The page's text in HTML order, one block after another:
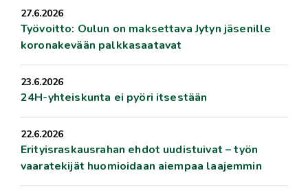
27.6.2026
Työvoitto: Oulun on maksettava Jytyn jäsenille
koronakevään palkkasaatavat
23.6.2026
24H-yhteiskunta ei pyöri itsestään
22.6.2026
Erityisraskausrahan ehdot uudistuivat – työn
vaaratekijät huomioidaan aiempaa laajemmin